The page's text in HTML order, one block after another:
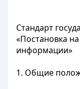
Стандарт
«Постановка
информации»
1. Общие